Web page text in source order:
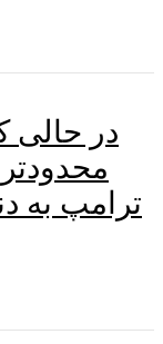
در حالی
ترامپ به